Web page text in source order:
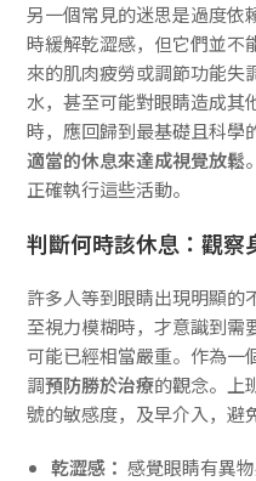
另一個常見的迷思是過度依
時緩解乾澀感，但它們並不
來的肌肉疲勞或調節功能失
水，甚至可能對眼睛造成其
時，應回歸到最基礎且科學
適當的休息來達成視覺放鬆
正確執行這些活動。
判斷何時該休息：觀察
許多人等到眼睛出現明顯的
至視力模糊時，才意識到需
可能已經相當嚴重。作為一
調預防勝於治療的觀念。上
號的敏感度，及早介入，避
乾澀感： 感覺眼睛有異